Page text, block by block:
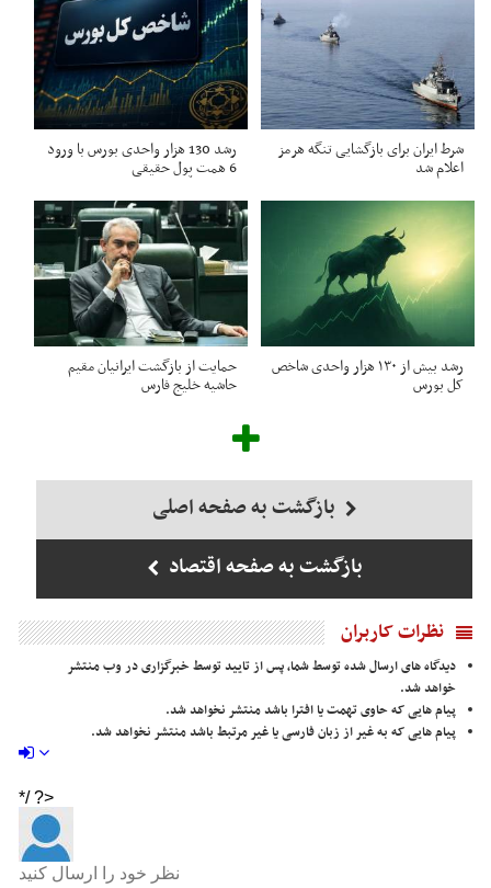
شرط ایران برای بازگشایی تنگه هرمز
اعلام شد
رشد 130 هزار واحدی بورس با ورود
6 همت پول حقیقی
رشد بیش از ۱۳۰ هزار واحدی شاخص
کل بورس
حمایت از بازگشت ایرانیان مقیم
حاشیه خلیج فارس
بازگشت به صفحه اصلی
بازگشت به صفحه اقتصاد
نظرات کاربران
دیدگاه های ارسال شده توسط شما، پس از تایید توسط خبرگزاری در وب منتشر
خواهد شد.
پیام هایی که حاوی تهمت یا افترا باشد منتشر نخواهد شد.
پیام هایی که به غیر از زبان فارسی یا غیر مرتبط باشد منتشر نخواهد شد.